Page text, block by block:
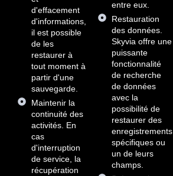
d'effacement
d'informations,
il est possible
de les
restaurer à
tout moment à
partir d'une
sauvegarde.
Maintenir la
continuité des
activités. En
cas
d'interruption
de service, la
récupération
entre eux.
Restauration
des données.
Skyvia offre une
puissante
fonctionnalité
de recherche
de données
avec la
possibilité de
restaurer des
enregistrements
spécifiques ou
un de leurs
champs.